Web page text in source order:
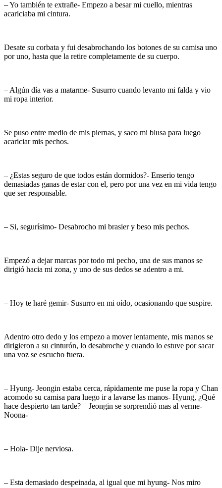
– Yo también te extrañe- Empezo a besar mi cuello, mientras
acariciaba mi cintura.
Desate su corbata y fui desabrochando los botones de su camisa uno
por uno, hasta que la retire completamente de su cuerpo.
– Algún día vas a matarme- Susurro cuando levanto mi falda y vio
mi ropa interior.
Se puso entre medio de mis piernas, y saco mi blusa para luego
acariciar mis pechos.
– ¿Estas seguro de que todos están dormidos?- Enserio tengo
demasiadas ganas de estar con el, pero por una vez en mi vida tengo
que ser responsable.
– Si, segurísimo- Desabrocho mi brasier y beso mis pechos.
Empezó a dejar marcas por todo mi pecho, una de sus manos se
dirigió hacia mi zona, y uno de sus dedos se adentro a mi.
– Hoy te haré gemir- Susurro en mi oído, ocasionando que suspire.
Adentro otro dedo y los empezo a mover lentamente, mis manos se
dirigieron a su cinturón, lo desabroche y cuando lo estuve por sacar
una voz se escucho fuera.
– Hyung- Jeongin estaba cerca, rápidamente me puse la ropa y Chan
acomodo su camisa para luego ir a lavarse las manos- Hyung, ¿Qué
hace despierto tan tarde? – Jeongin se sorprendió mas al verme-
Noona-
– Hola- Dije nerviosa.
– Esta demasiado despeinada, al igual que mi hyung- Nos miro